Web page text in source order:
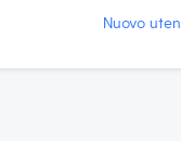
Nuovo